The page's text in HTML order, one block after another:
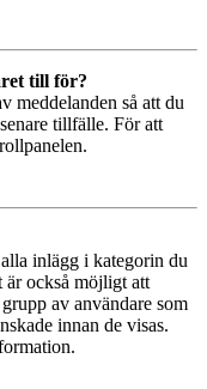
till för?
meddelanden så att du
tillfälle. För att
inlägg i kategorin du
är också möjligt att
av användare som
innan de visas.